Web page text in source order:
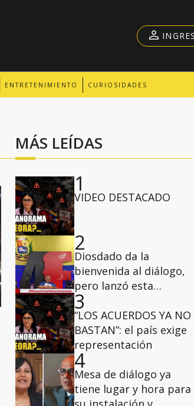
ENTRETENIMIENTO CURIOSIDADES
MÁS LEÍDAS
1
VIDEO DESTACADO
2
Diosdado da la
bienvenida al diálogo,
pero lanzó esta
advertencia a los
diputados de la AN del
2015
3
“LOS ACUERDOS YA NO
BASTAN”: el país exige
representación
4
Mesa de diálogo ya
tiene lugar y hora para